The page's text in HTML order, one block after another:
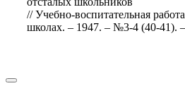
// Учебно-воспитательная
школах. – 1947. – №3-4 (40-41).